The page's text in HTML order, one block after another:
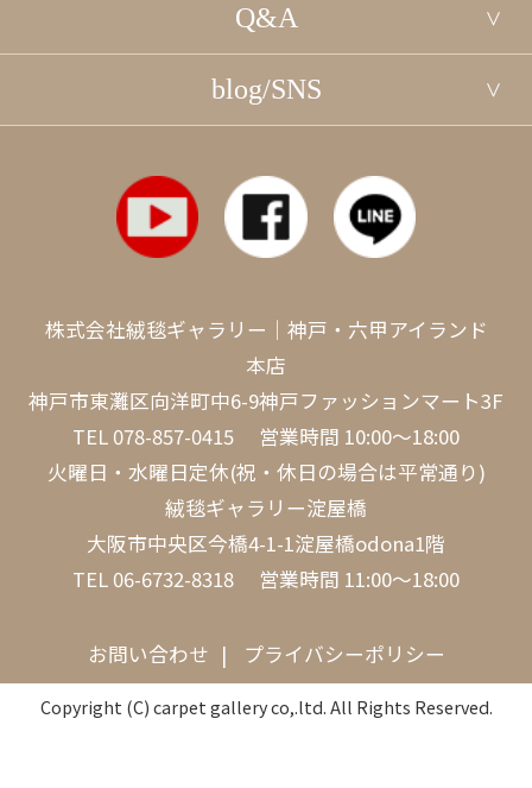
Q&A
blog/SNS
株式会社絨毯ギャラリー｜神戸・六甲アイランド
本店
神戸市東灘区向洋町中6-9神戸ファッションマート3F
TEL 078-857-0415 営業時間 10:00～18:00
火曜日・水曜日定休(祝・休日の場合は平常通り)
絨毯ギャラリー淀屋橋
大阪市中央区今橋4-1-1淀屋橋odona1階
TEL 06-6732-8318 営業時間 11:00～18:00
お問い合わせ プライバシーポリシー
Copyright (C) carpet gallery co,.ltd. All Rights Reserved.